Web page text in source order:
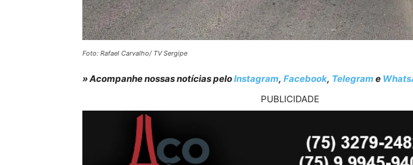
Foto: Rafael Carvalho/ TV Sergipe
» Acompanhe nossas notícias peloInstagram, Facebook, Telegram e
PUBLICIDADE